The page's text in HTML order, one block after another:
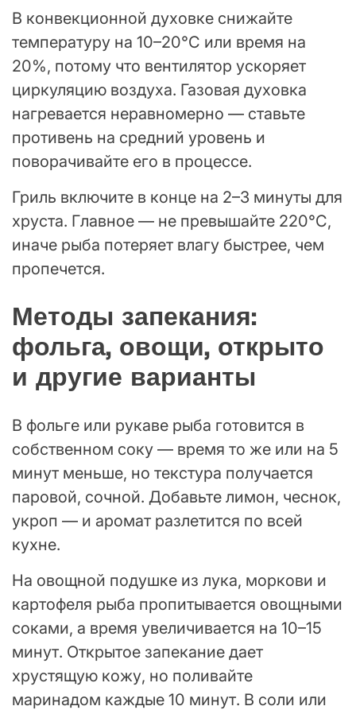
В конвекционной духовке снижайте
температуру на 10–20°C или время на
20%, потому что вентилятор ускоряет
циркуляцию воздуха. Газовая духовка
нагревается неравномерно — ставьте
противень на средний уровень и
поворачивайте его в процессе.
Гриль включите в конце на 2–3 минуты для
хруста. Главное — не превышайте 220°C,
иначе рыба потеряет влагу быстрее, чем
пропечется.
Методы запекания:
фольга, овощи, открыто
и другие варианты
В фольге или рукаве рыба готовится в
собственном соку — время то же или на 5
минут меньше, но текстура получается
паровой, сочной. Добавьте лимон, чеснок,
укроп — и аромат разлетится по всей
кухне.
На овощной подушке из лука, моркови и
картофеля рыба пропитывается овощными
соками, а время увеличивается на 10–15
минут. Открытое запекание дает
хрустящую кожу, но поливайте
маринадом каждые 10 минут. В соли или